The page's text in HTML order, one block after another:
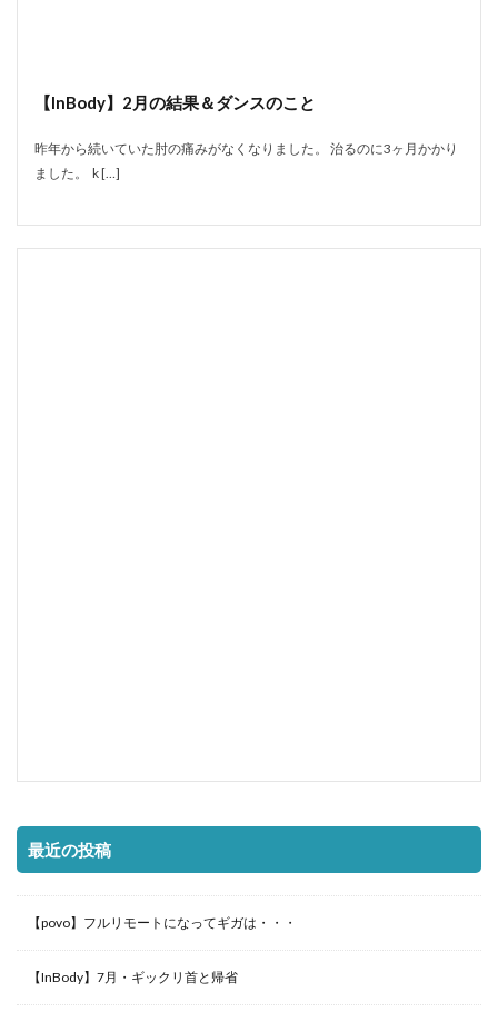
【InBody】2月の結果＆ダンスのこと
昨年から続いていた肘の痛みがなくなりました。 治るのに3ヶ月かかり
ました。 k […]
最近の投稿
【povo】フルリモートになってギガは・・・
【InBody】7月・ギックリ首と帰省